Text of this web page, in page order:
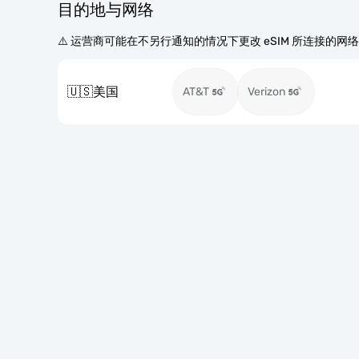
目的地与网络
⚠️ 运营商可能在不另行通知的情况下更改 eSIM 所连接的网
🇺🇸美国 AT&T Verizon